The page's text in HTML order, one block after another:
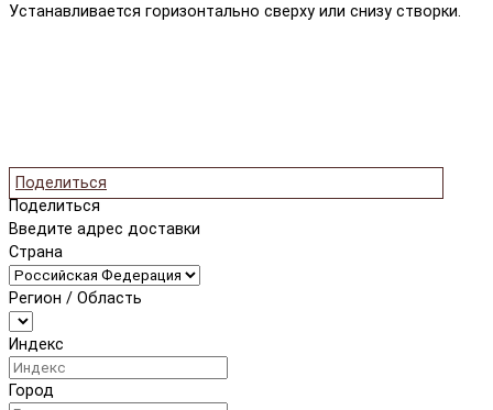
Устанавливается горизонтально сверху или снизу створки.
Поделиться
Поделиться
Введите адрес доставки
Страна
Регион / Область
Индекс
Город